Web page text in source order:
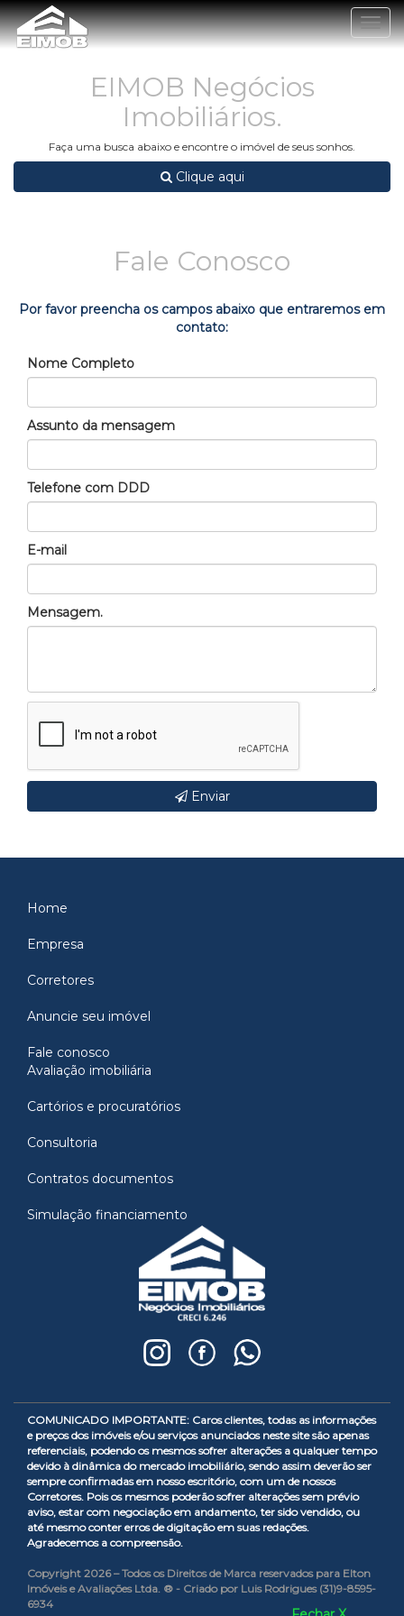
EIMOB Negócios
Imobiliários.
Faça uma busca abaixo e encontre o imóvel de seus sonhos.
Clique aqui
Fale Conosco
Por favor preencha os campos abaixo que entraremos em
contato:
Nome Completo
Assunto da mensagem
Telefone com DDD
E-mail
Mensagem.
Enviar
Home
Empresa
Corretores
Anuncie seu imóvel
Fale conosco
Avaliação imobiliária
Cartórios e procuratórios
Consultoria
Contratos documentos
Simulação financiamento
COMUNICADO IMPORTANTE: Caros clientes, todas as informações
e preços dos imóveis e/ou serviços anunciados neste site são apenas
referenciais, podendo os mesmos sofrer alterações a qualquer tempo
devido à dinâmica do mercado imobiliário, sendo assim deverão ser
sempre confirmadas em nosso escritório, com um de nossos
Corretores. Pois os mesmos poderão sofrer alterações sem prévio
aviso, estar com negociação em andamento, ter sido vendido, ou
até mesmo conter erros de digitação em suas redações.
Agradecemos a compreensão.
Copyright 2026 – Todos os Direitos de Marca reservados para Elton
Imóveis e Avaliações Ltda. ® - Criado por Luis Rodrigues (31)9-8595-
6934